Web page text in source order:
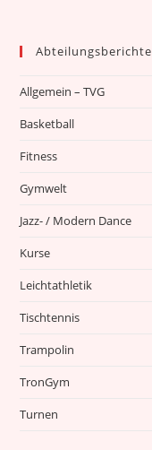
Abteilungsberichte
Allgemein – TVG
Basketball
Fitness
Gymwelt
Jazz- / Modern Dance
Kurse
Leichtathletik
Tischtennis
Trampolin
TronGym
Turnen